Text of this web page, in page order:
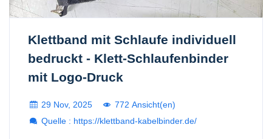
Klettband mit Schlaufe individuell
bedruckt - Klett-Schlaufenbinder
mit Logo-Druck
29 Nov, 2025
772 Ansicht(en)
Quelle : https://klettband-kabelbinder.de/